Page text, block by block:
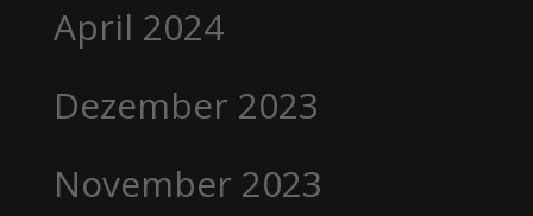
April 2024
Dezember 2023
November 2023